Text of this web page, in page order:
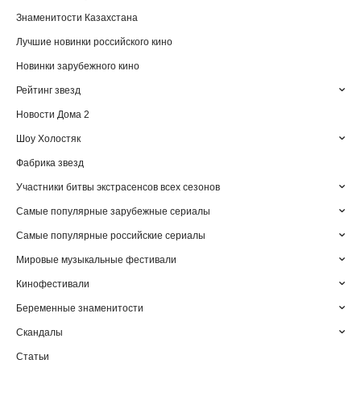
Знаменитости Казахстана
Лучшие новинки российского кино
Новинки зарубежного кино
Рейтинг звезд
Новости Дома 2
Шоу Холостяк
Фабрика звезд
Участники битвы экстрасенсов всех сезонов
Самые популярные зарубежные сериалы
Самые популярные российские сериалы
Мировые музыкальные фестивали
Кинофестивали
Беременные знаменитости
Скандалы
Статьи